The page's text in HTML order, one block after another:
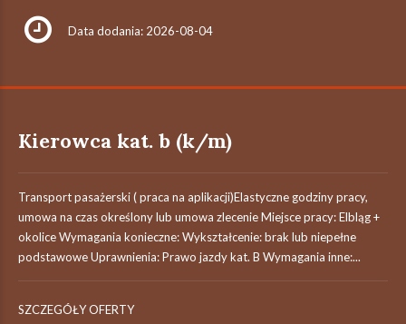
Data dodania: 2026-08-04
Kierowca kat. b (k/m)
Transport pasażerski ( praca na aplikacji)Elastyczne godziny pracy,
umowa na czas określony lub umowa zlecenie Miejsce pracy: Elbląg +
okolice Wymagania konieczne: Wykształcenie: brak lub niepełne
podstawowe Uprawnienia: Prawo jazdy kat. B Wymagania inne:...
SZCZEGÓŁY OFERTY